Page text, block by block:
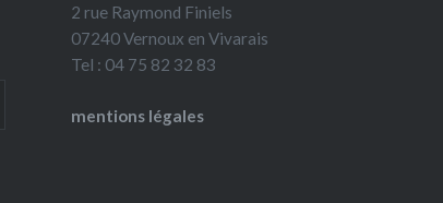
2 rue Raymond Finiels
07240 Vernoux en Vivarais
Tel : 04 75 82 32 83
mentions légales